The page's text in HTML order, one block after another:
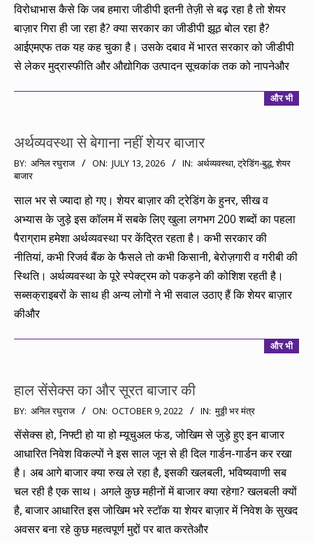
विरोधाभास कैसे कि जब हमारा जीडीपी इतनी तेज़ी से बढ़ रहा है तो शेयर
बाज़ार गिरा ही जा रहा है? क्या सरकार का जीडीपी झूठ बोल रहा है?
आईएमएफ तक यह कह चुका है। उसके दबाव में भारत सरकार को जीडीपी
से लेकर मुद्रास्फीति और औद्योगिक उत्पादन सूचकांक तक को नापनेऔर
और भी
अर्थव्यवस्था से बेगाना नहीं शेयर बाजार
2026-
07-
13
BY: अनिल रघुराज ON: JULY 13, 2026 IN: अर्थव्यवस्था,ट्रेडिंग-बुद्ध,शेयर
बाजार
साल भर से ज्यादा हो गए। शेयर बाज़ार की ट्रेडिंग के हुनर, सीख व
अभ्यास के जुड़े इस कॉलम में सबके लिए खुला लगभग 200 शब्दों का पहला
पैराग्राम हमेशा अर्थव्यवस्था पर केंद्रित रहता है। कभी सरकार की
नीतियां, कभी रिजर्व बैंक के फैसले तो कभी किसानी, बेरोज़गारी व गरीबी की
स्थिति। अर्थव्यवस्था के पूरे स्पेक्ट्रम को पकड़ने की कोशिश रहती है।
सब्सक्राइबरों के साथ ही अन्य लोगों ने भी सवाल उठाए हैं कि शेयर बाज़ार
कीऔर
और भी
हाल सेंसेक्स का और सूरत बाजार की
2022-
10-
BY: अनिल रघुराज ON: OCTOBER 9, 2022 IN: मुठ्ठी भर मंत्र
सेंसेक्स हो, निफ्टी हो या हो म्यूचुअल फंड, जोखिम से जुड़े हुए इन बाजार
आधारित निवेश विकल्पों ने इस साल जून से ही दिल गार्डन-गार्डन कर रखा
है। अब आगे बाजार क्या रुख ले रहा है, इसकी खलबली, भविष्यवाणी सब
चल रही है एक साथ। अगले कुछ महीनों में बाजार क्या रहेगा? खलबली क्यों
है, बाजार आधारित इस जोखिम भरे स्टॉक या शेयर बाज़ार में निवेश के सुखद
अवसर बना रहे कुछ महत्वपूर्ण मुद्दों पर बात करतेऔर